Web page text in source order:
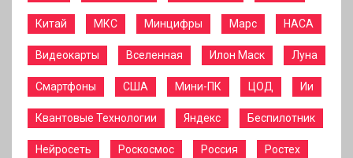
Китай МКС Минцифры Марс НАСА
Видеокарты Вселенная Илон Маск Луна
Смартфоны США Мини-ПК ЦОД Ии
Квантовые Технологии Яндекс Беспилотник
Нейросеть Роскосмос Россия Ростех